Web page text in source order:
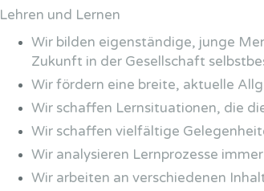
Lehren und Lernen
Wir bilden eigenständige, junge
Zukunft in der Gesellschaft
Wir fördern eine breite, aktuelle
Wir schaffen Lernsituationen, die
Wir schaffen vielfältige
Wir analysieren Lernprozesse
Wir arbeiten an verschiedenen